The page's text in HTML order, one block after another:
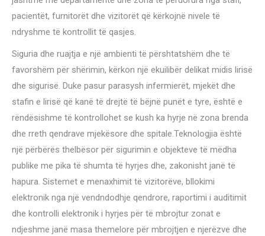
pacientët, furnitorët dhe vizitorët që kërkojnë nivele të
ndryshme të kontrollit të qasjes.
Siguria dhe ruajtja e një ambienti të përshtatshëm dhe të
favorshëm për shërimin, kërkon një ekuilibër delikat midis lirisë
dhe sigurisë. Duke pasur parasysh infermierët, mjekët dhe
stafin e lirisë që kanë të drejtë të bëjnë punët e tyre, është e
rëndësishme të kontrollohet se kush ka hyrje në zona brenda
dhe rreth qendrave mjekësore dhe spitale.Teknologjia është
një përbërës thelbësor për sigurimin e objekteve të mëdha
publike me pika të shumta të hyrjes dhe, zakonisht janë të
hapura. Sistemet e menaxhimit të vizitorëve, bllokimi
elektronik nga një vendndodhje qendrore, raportimi i auditimit
dhe kontrolli elektronik i hyrjes për të mbrojtur zonat e
ndjeshme janë masa themelore për mbrojtjen e njerëzve dhe